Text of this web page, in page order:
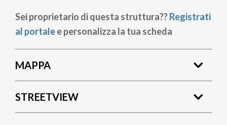
Sei proprietario di questa struttura??Registrati
al portalee personalizza la tua scheda
MAPPA
STREETVIEW